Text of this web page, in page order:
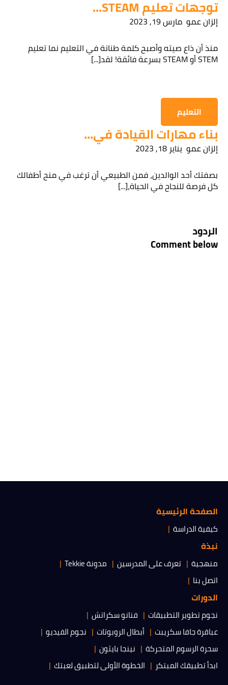
توجهات تعليم STEAM...
إلزان عمو مارس 19, 2023
منذ أن ذاع صيته وأصبح كلمة طنانة في التعليم نما تعليم
STEM أو STEAM بسرعة فائقة! لقد[...]
التعليم
بناء مهارات القيادة في...
إلزان عمو يناير 18, 2023
بصفتك أحد الوالدين، فمن الطبيعي أن ترغب في منح أطفالك
كل فرصة للنجاح في الحياة،[...]
الردود
Comment below
الصفحة الرئيسية
كيفية الدراسة
نبذة
منهجية تعرف على المدرسين
مدونة Tekkie
اتصل بنا
الدورات
نجوم تطوير التطبيقات
فنانو سكراتش
عباقرة جافا سكريبت
أبطال الروبوتات
نجوم الفيديو
سحرة الرسوم المتحركة
نينجا بايثون
ابدأ تطبيقك المبتكر
الخطوة الأولى لتطبيق لعبتك
قراءة سياسة الخصوصية
الحصول على المعلومات